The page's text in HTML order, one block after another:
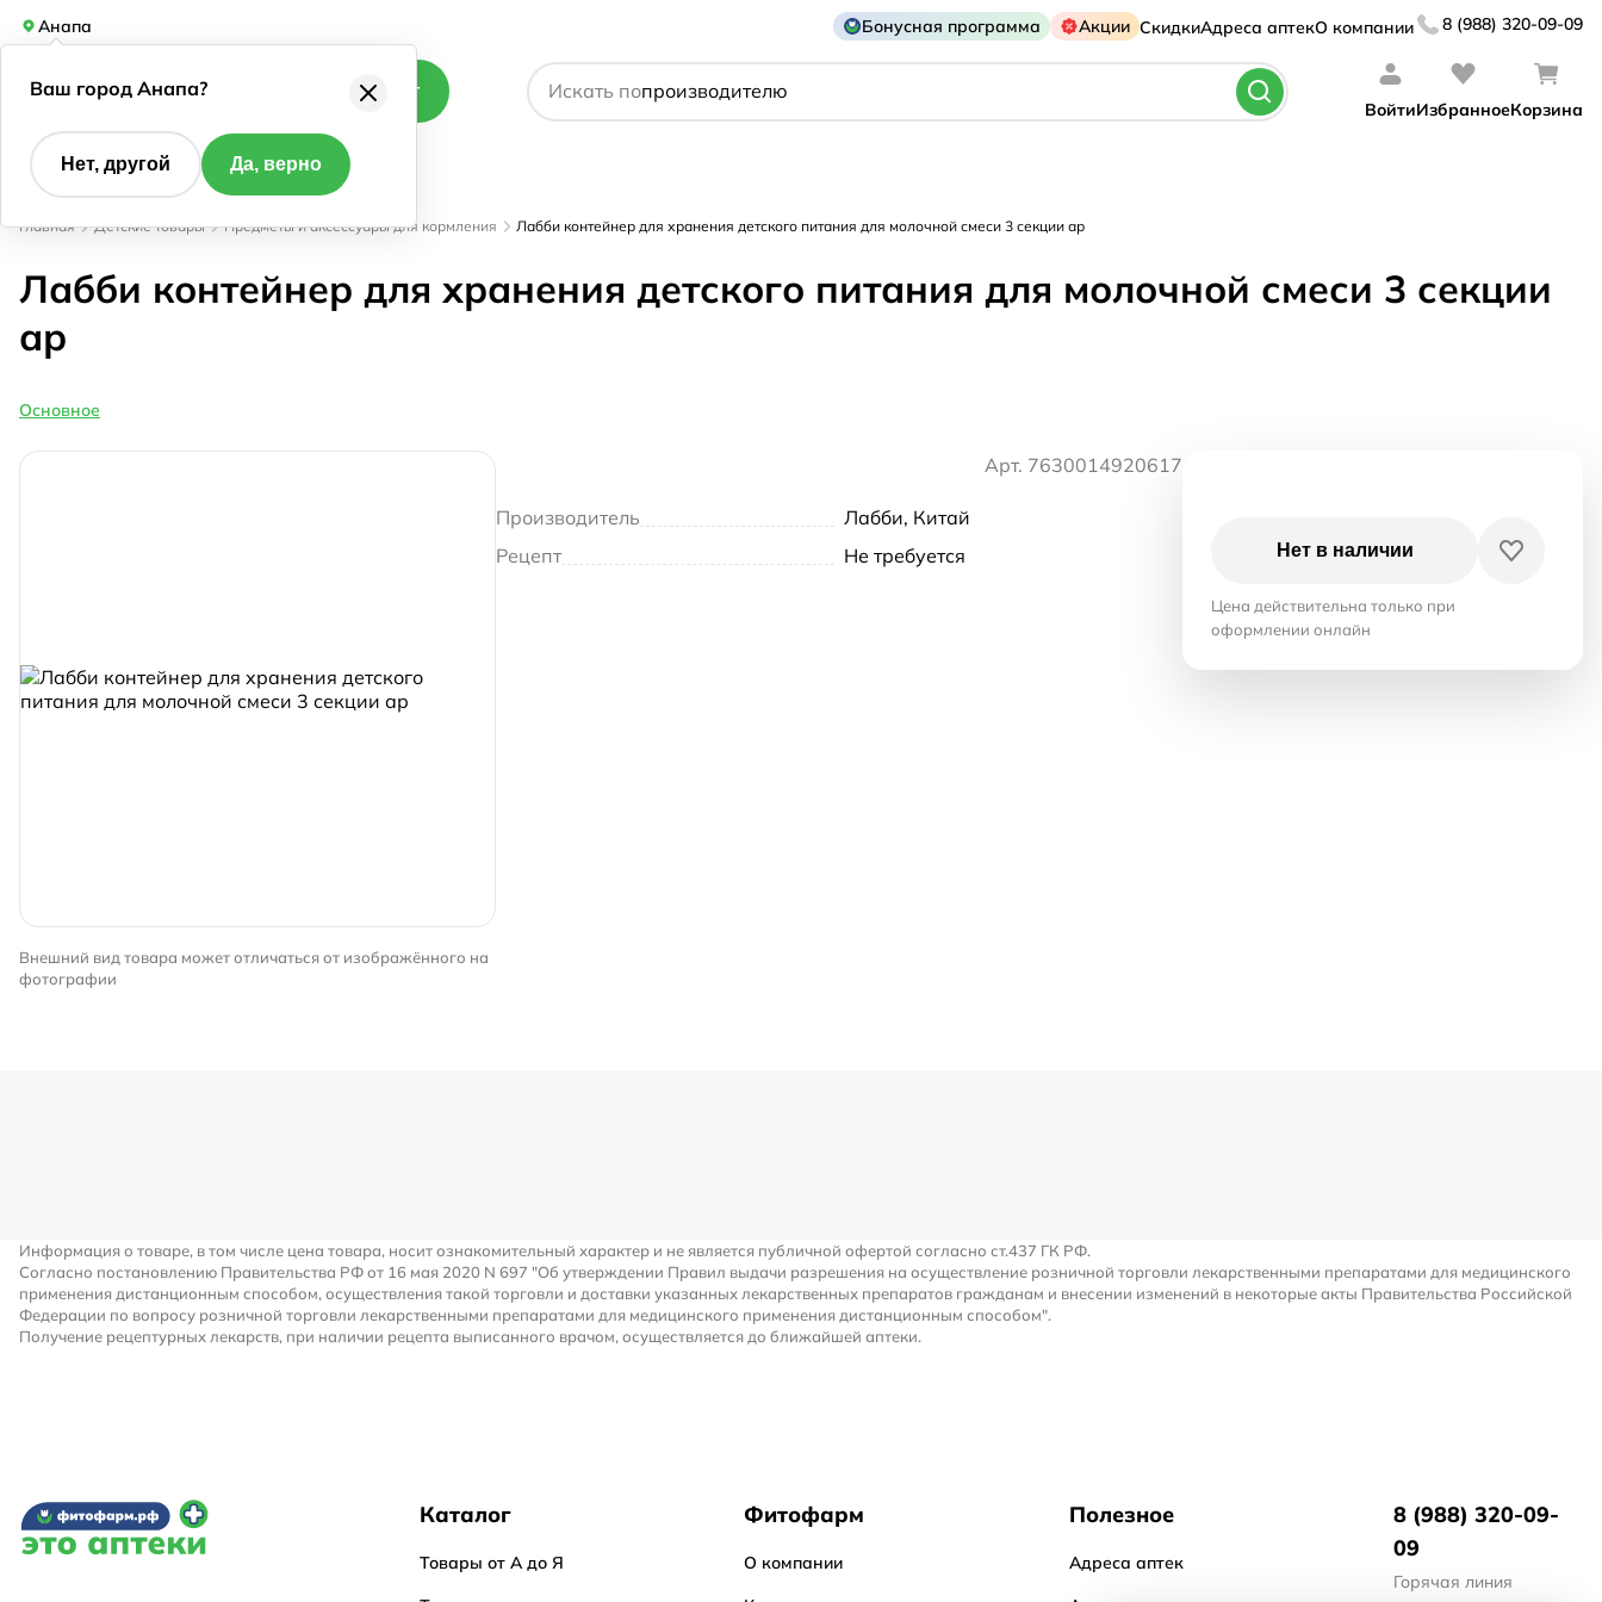
Анапа Бонусная программа Акции СкидкиАдреса аптекО компании 8 (988) 320-09-09
Каталог Искать по
действующему веществу
производителю
ВойтиИзбранноеКорзина
Главная Детские товары Предметы и аксессуары для кормления Лабби контейнер для хранения детского питания для молочной смеси 3 секции ар
Лабби контейнер для хранения детского питания для молочной смеси 3 секции
ар
Основное
Внешний вид товара может отличаться от изображённого на
фотографии
Арт. 7630014920617
Производитель
Лабби, Китай
Рецепт
Не требуется Нет в наличии
Цена действительна только при
оформлении онлайн
Информация о товаре, в том числе цена товара, носит ознакомительный характер и не является публичной офертой согласно ст.437 ГК РФ.
Согласно постановлению Правительства РФ от 16 мая 2020 N 697 "Об утверждении Правил выдачи разрешения на осуществление розничной торговли лекарственными препаратами для медицинского
применения дистанционным способом, осуществления такой торговли и доставки указанных лекарственных препаратов гражданам и внесении изменений в некоторые акты Правительства Российской
Федерации по вопросу розничной торговли лекарственными препаратами для медицинского применения дистанционным способом".
Получение рецептурных лекарств, при наличии рецепта выписанного врачом, осуществляется до ближайшей аптеки.
Каталог
Товары от А до Я
Фитофарм
О компании
Полезное
Адреса аптек
8 (988) 320-09-
09
Горячая линия
Ваш город Анапа?
Нет, другой Да, верно